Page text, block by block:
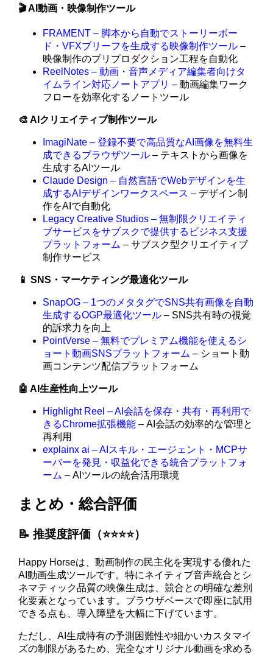
🎬 AI動画・映像制作ツール
FRAMENT – 脚本から自動でストーリーボー
ド・VFXブリーフを生成する映像制作ツール –
映像制作のプリプロダクション工程を自動化
ReelNotes – 動画・音声メディア編集者向けタ
イムライン対応ノートアプリ – 動画編集ワーク
フローを効率化するノートツール
🎨 AIクリエイティブ制作ツール
ImagiNate – 登録不要で高品質なAI画像を無料生
成できるブラウザツール – テキストから画像を
生成するAIツール
Claude Design – 自然言語でWebデザインを生
成するAIデザインワークスペース – デザイン制
作をAIで自動化
Legacy Creative Studios – 無制限クリエイティ
ブサービスをサブスクで提供するビジネス支援
プラットフォーム – サブスク型クリエイティブ
制作サービス
📱 SNS・マーケティング最適化ツール
SnapOG – 1つのメタタグでSNS共有画像を自動
生成するOGP最適化ツール – SNS共有時の視覚
的訴求力を向上
PointVerse – 無料でプレミアム機能を使えるシ
ョート動画SNSプラットフォーム – ショート動
画コンテンツ配信プラットフォーム
🤖 AI生産性向上ツール
Highlight Reel – AI会話を保存・共有・再利用で
きるChrome拡張機能 – AI会話の効率的な管理と
再利用
explainx ai – AIスキル・エージェント・MCPサ
ーバーを発見・収益化できる統合プラットフォ
ーム – AIツールの統合活用環境
まとめ・総合評価
📝 推奨度評価（⭐️⭐️⭐️⭐️）
Happy Horseは、動画制作の民主化を実現する優れた
AI動画生成ツールです。特にネイティブ音声統合とシ
ネマティック品質の映像生成は、競合との明確な差別
化要素となっています。ブラウザベースで即座に試用
できる点も、導入障壁を大幅に下げています。
ただし、AI生成特有の予測困難性や細かいカスタマイ
ズの制限があるため、完全なオリジナル動画を求める